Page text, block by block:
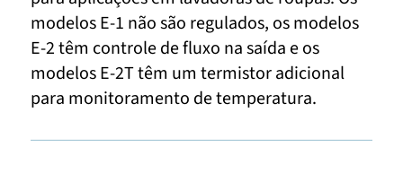
modelos E-1 não são regulados, os modelos
E-2 têm controle de fluxo na saída e os
modelos E-2T têm um termistor adicional
para monitoramento de temperatura.